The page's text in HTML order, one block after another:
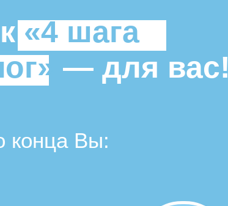
конца Вы:
«4 шага
— для вас!